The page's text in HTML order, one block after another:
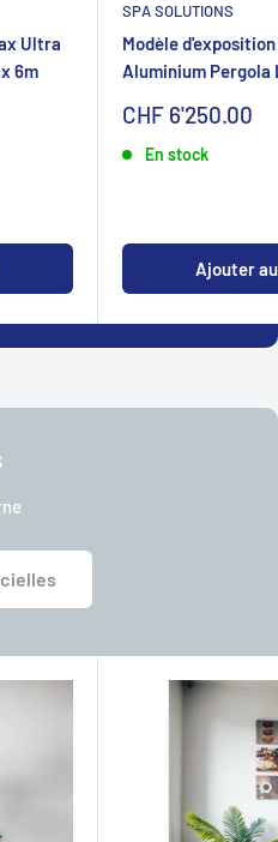
Ultra
6m
SPA SOLUTIONS
Modèle
Aluminium Pergola
Sonderpreis
CHF 6'250.00
En stock
Ajouter